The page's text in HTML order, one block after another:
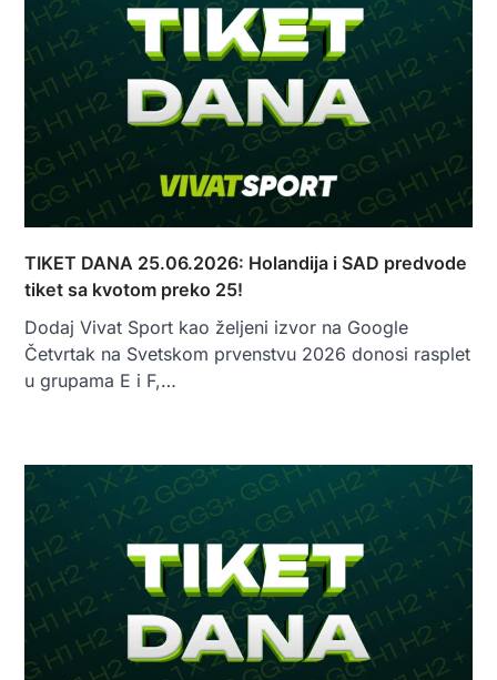
TIKET DANA 25.06.2026: Holandija i SAD predvode
tiket sa kvotom preko 25!
Dodaj Vivat Sport kao željeni izvor na Google
Četvrtak na Svetskom prvenstvu 2026 donosi rasplet
u grupama E i F,…